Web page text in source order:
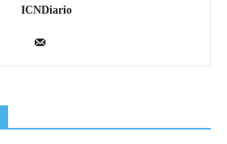
ICNDiario